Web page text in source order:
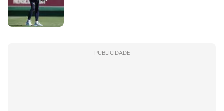
PUBLICIDADE